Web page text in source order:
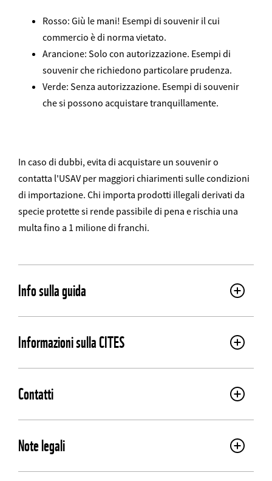
Rosso: Giù le mani! Esempi di souvenir il cui
commercio è di norma vietato.
Arancione: Solo con autorizzazione. Esempi di
souvenir che richiedono particolare prudenza.
Verde: Senza autorizzazione. Esempi di souvenir
che si possono acquistare tranquillamente.
In caso di dubbi, evita di acquistare un souvenir o
contatta l'USAV per maggiori chiarimenti sulle condizioni
di importazione. Chi importa prodotti illegali derivati da
specie protette si rende passibile di pena e rischia una
multa fino a 1 milione di franchi.
Info sulla guida
Informazioni sulla CITES
Contatti
Note legali